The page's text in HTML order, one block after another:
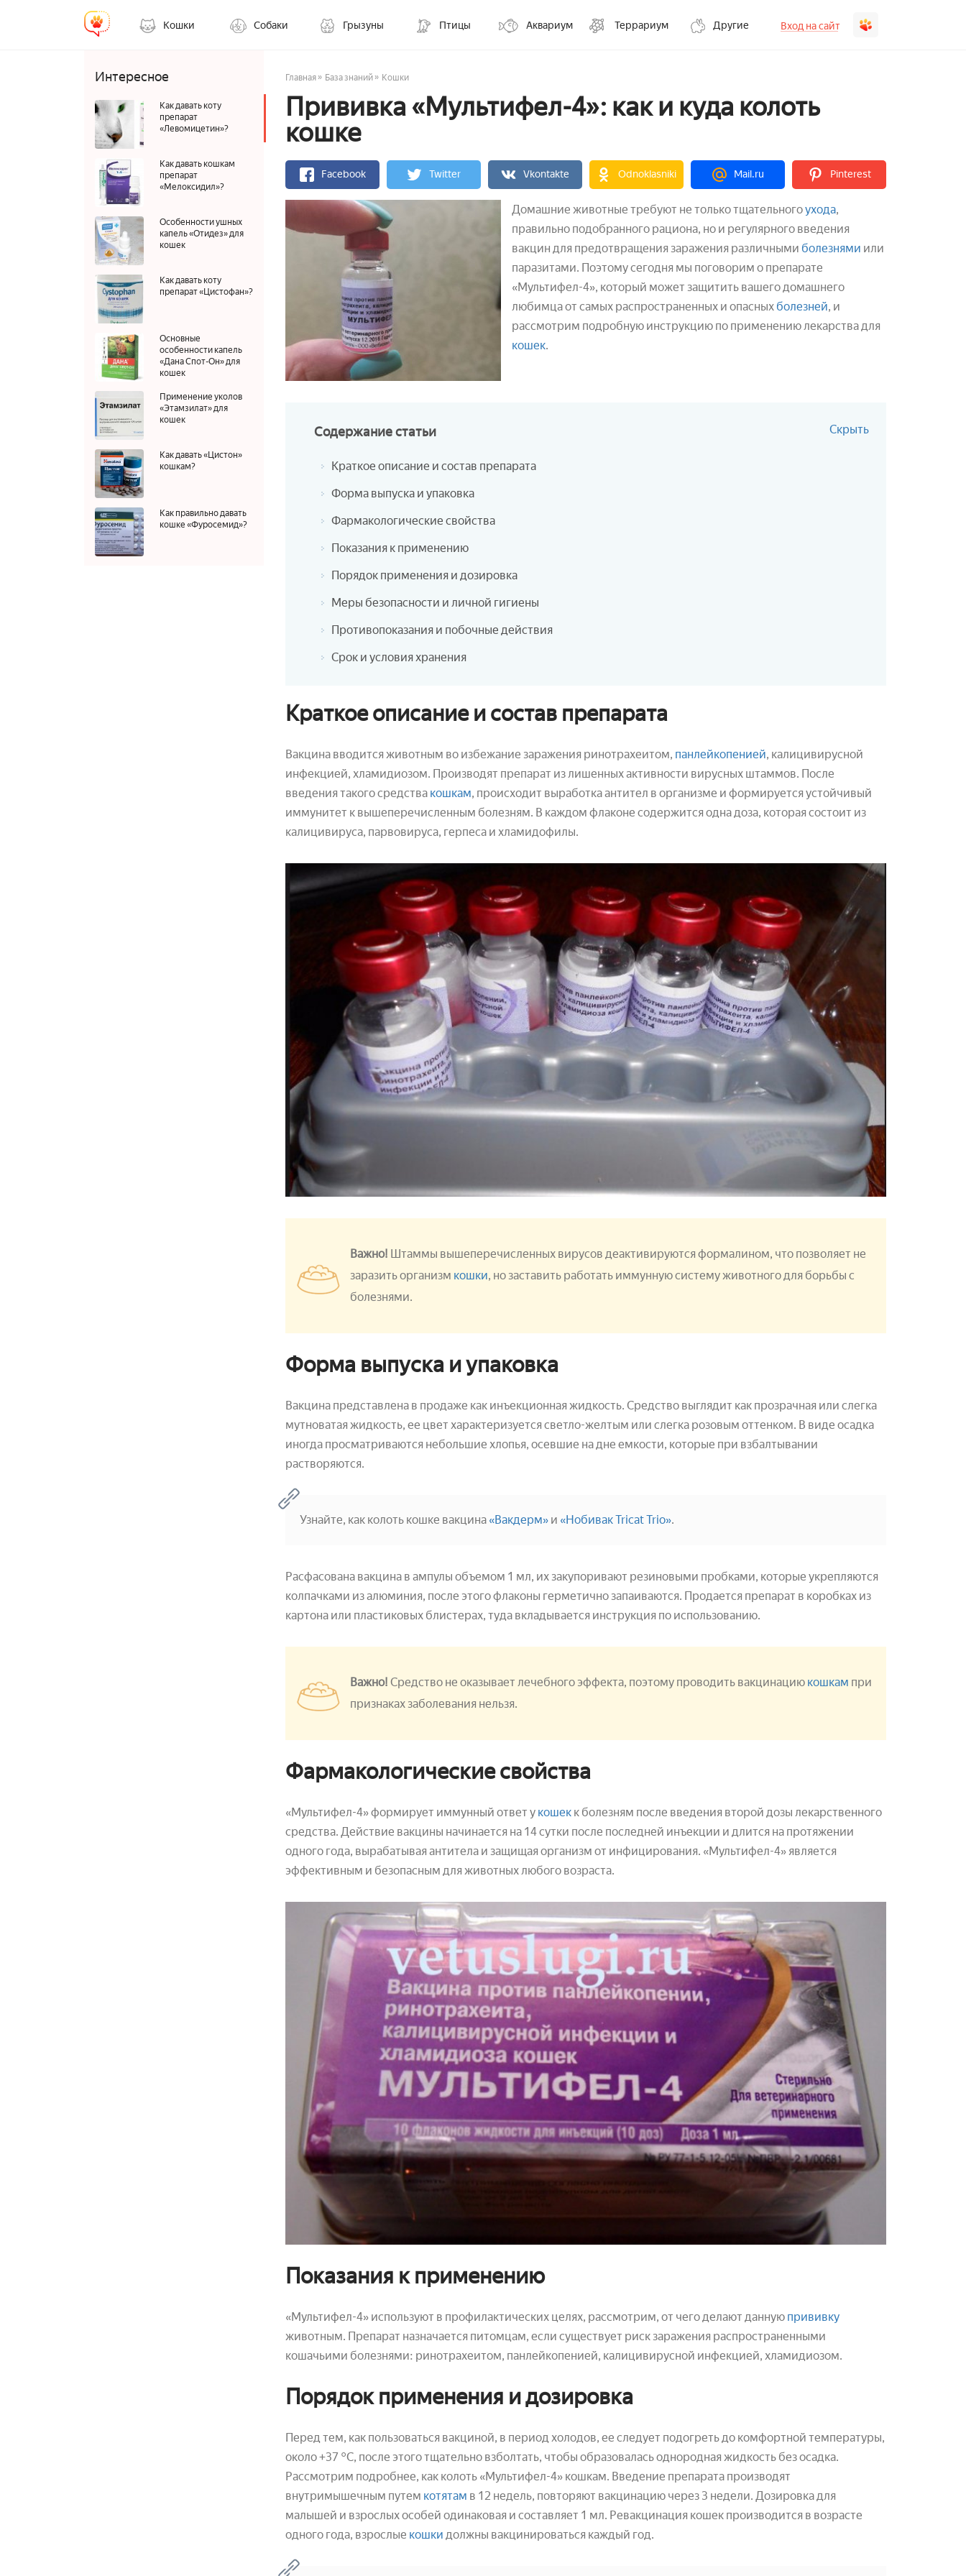
Кошки Собаки Грызуны Птицы Аквариум Террариум Другие Вход на сайт
Интересное
Как давать коту
препарат
«Левомицетин»?
Как давать кошкам
препарат
«Мелоксидил»?
Особенности ушных
капель «Отидез» для
кошек
Как давать коту
препарат «Цистофан»?
Основные
особенности капель
«Дана Спот-Он» для
кошек
Применение уколов
«Этамзилат» для
кошек
Как давать «Цистон»
кошкам?
Как правильно давать
кошке «Фуросемид»?
Главная » База знаний » Кошки
Прививка «Мультифел-4»: как и куда колоть
кошке
Facebook Twitter Vkontakte Odnoklasniki Mail.ru Pinterest
Домашние животные требуют не только тщательногоухода,
правильно подобранного рациона, но и регулярного введения
вакцин для предотвращения заражения различными болезнями или
паразитами. Поэтому сегодня мы поговорим о препарате
«Мультифел-4», который может защитить вашего домашнего
любимца от самых распространенных и опасных болезней, и
рассмотрим подробную инструкцию по применению лекарства для
кошек.
Содержаниестатьи Скрыть
Краткое описание и состав препарата
Форма выпуска и упаковка
Фармакологические свойства
Показания к применению
Порядок применения и дозировка
Меры безопасности и личной гигиены
Противопоказания и побочные действия
Срок и условия хранения
Краткое описание и состав препарата
Вакцина вводится животным во избежание заражения ринотрахеитом, панлейкопенией, калицивирусной
инфекцией, хламидиозом. Производят препарат из лишенных активности вирусных штаммов. После
введения такого средства кошкам, происходит выработка антител в организме и формируется устойчивый
иммунитет к вышеперечисленным болезням. В каждом флаконе содержится одна доза, которая состоит из
калицивируса, парвовируса, герпеса и хламидофилы.
Важно! Штаммы вышеперечисленных вирусов деактивируются формалином, что позволяет не
заразить организм кошки, но заставить работать иммунную систему животного для борьбы с
болезнями.
Форма выпуска и упаковка
Вакцина представлена в продаже как инъекционная жидкость. Средство выглядит как прозрачная или слегка
мутноватая жидкость, ее цвет характеризуется светло-желтым или слегка розовым оттенком. В виде осадка
иногда просматриваются небольшие хлопья, осевшие на дне емкости, которые при взбалтывании
растворяются.
Узнайте, как колоть кошке вакцина «Вакдерм» и «Нобивак Tricat Trio».
Расфасована вакцина в ампулы объемом 1 мл, их закупоривают резиновыми пробками, которые укрепляются
колпачками из алюминия, после этого флаконы герметично запаиваются. Продается препарат в коробках из
картона или пластиковых блистерах, туда вкладывается инструкция по использованию.
Важно! Средство не оказывает лечебного эффекта, поэтому проводить вакцинацию кошкам при
признаках заболевания нельзя.
Фармакологические свойства
«Мультифел-4» формирует иммунный ответ у кошек к болезням после введения второй дозы лекарственного
средства. Действие вакцины начинается на 14 сутки после последней инъекции и длится на протяжении
одного года, вырабатывая антитела и защищая организм от инфицирования. «Мультифел-4» является
эффективным и безопасным для животных любого возраста.
Показания к применению
«Мультифел-4» используют в профилактических целях, рассмотрим, от чего делают данную прививку
животным. Препарат назначается питомцам, если существует риск заражения распространенными
кошачьими болезнями: ринотрахеитом, панлейкопенией, калицивирусной инфекцией, хламидиозом.
Порядок применения и дозировка
Перед тем, как пользоваться вакциной, в период холодов, ее следует подогреть до комфортной температуры,
около +37 °С, после этого тщательно взболтать, чтобы образовалась однородная жидкость без осадка.
Рассмотрим подробнее, как колоть «Мультифел-4» кошкам. Введение препарата производят
внутримышечным путем котятам в 12 недель, повторяют вакцинацию через 3 недели. Дозировка для
малышей и взрослых особей одинаковая и составляет 1 мл. Ревакцинация кошек производится в возрасте
одного года, взрослые кошки должны вакцинироваться каждый год.